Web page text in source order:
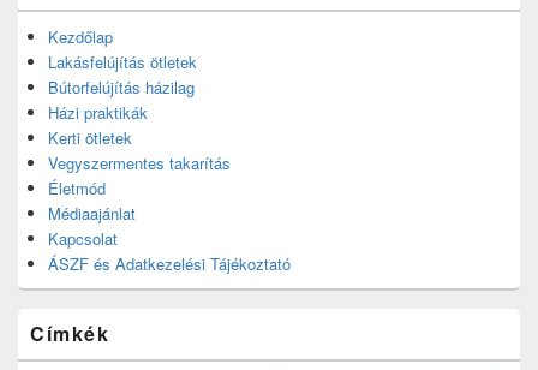
Kezdőlap
Lakásfelújítás ötletek
Bútorfelújítás házilag
Házi praktikák
Kerti ötletek
Vegyszermentes takarítás
Életmód
Médiaajánlat
Kapcsolat
ÁSZF és Adatkezelési Tájékoztató
Címkék